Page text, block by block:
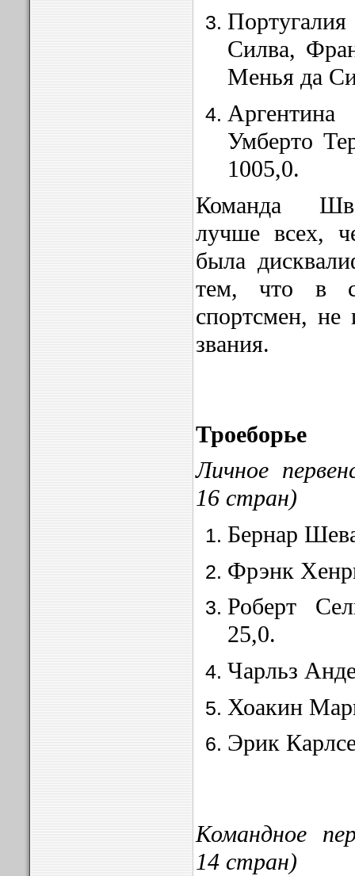
Силва,
Менья да
Умберто
1005,0.
Команда
лучше всех,
была
тем, что в
спортсмен, не
звания.
Троеборье
Личное
16 стран)
Бернар
Фрэнк
Роберт
25,0.
Чарльз
Хоакин
Эрик
Командное
14 стран)